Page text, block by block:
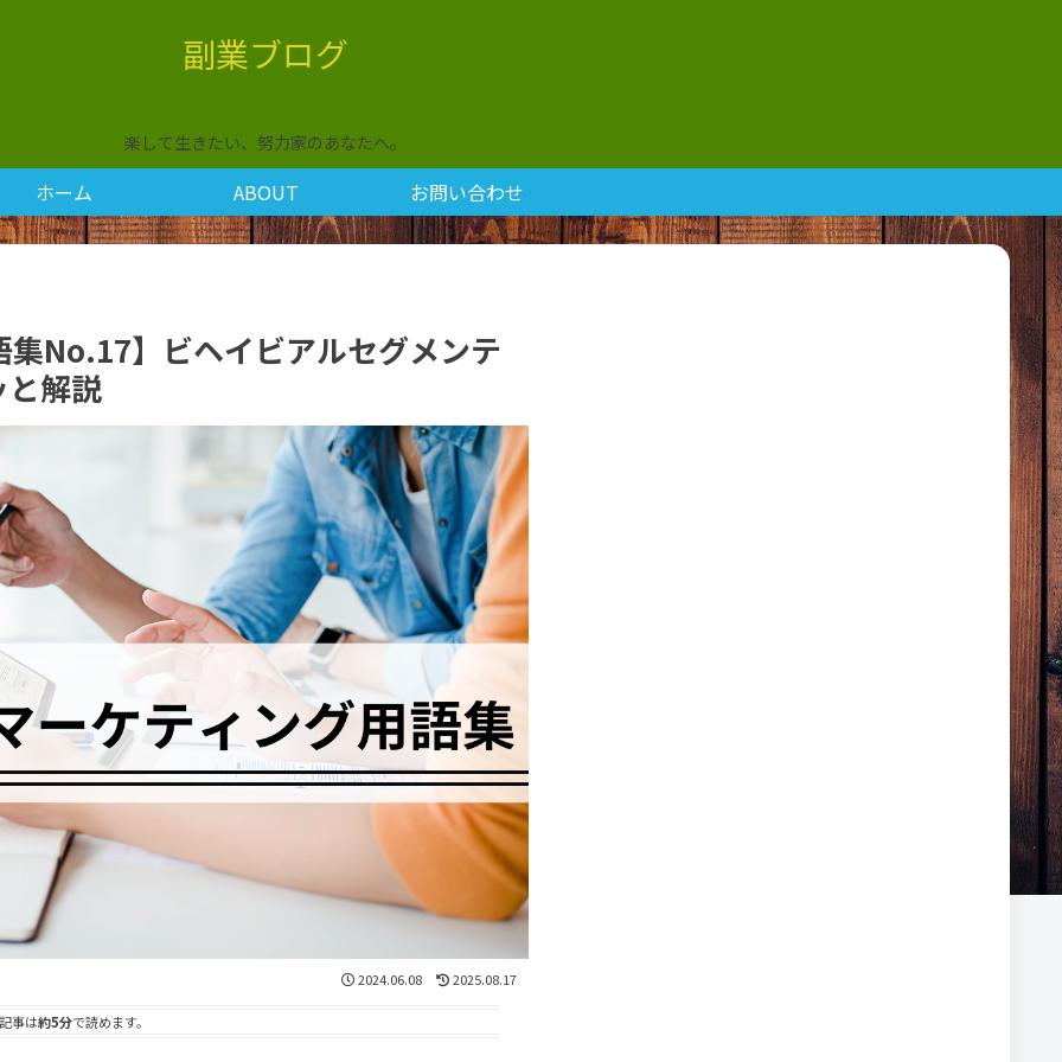
副業ブログ
楽して生きたい、努力家のあなたへ。
ホーム ABOUT お問い合わせ
No.17】ビヘイビアルセグメンテ
解説
2024.06.08 2025.08.17
事は約5分で読めます。